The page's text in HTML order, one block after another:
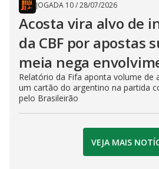
JOGADA 10/28/07/2026
Acosta vira alvo de
da CBF por apostas
meia nega
Relatório da Fifa aponta volume de
um cartão do argentino na partida
pelo Brasileirão
VEJA MAIS